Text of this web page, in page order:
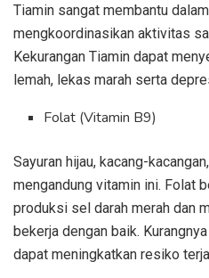
Tiamin sangat membantu
mengkoordinasikan aktivitas
Kekurangan Tiamin dapat
lemah, lekas marah serta
Folat (Vitamin B9)
Sayuran hijau, kacang-
mengandung vitamin ini. Folat
produksi sel darah merah dan
bekerja dengan baik.
dapat meningkatkan resiko